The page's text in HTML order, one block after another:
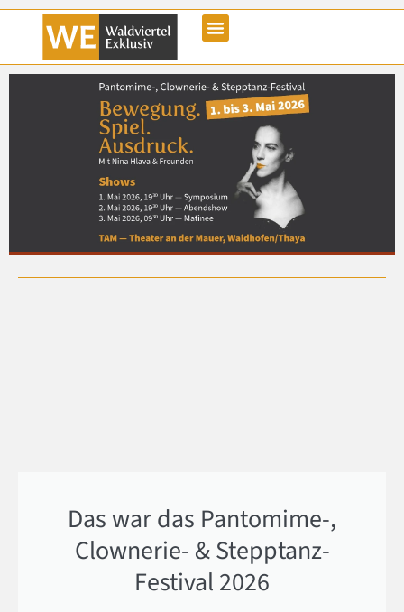
Das war das Pantomime-,
Clownerie- & Stepptanz-
Festival 2026